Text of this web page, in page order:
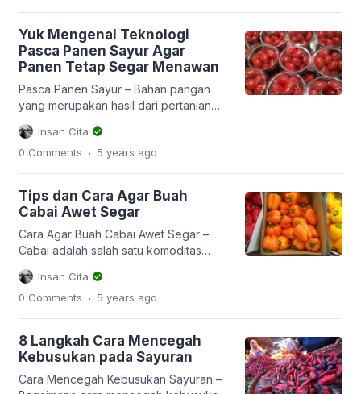
Sedangkan hortikultura merupakan
salah satu cabang dari agronomi namun
sedikit berrbeda dengan agronomi,
karena hortikultura memfokuskan pada
budidaya tanaman buah, tanaman
bunga, atau tanaman hias, […]
Yuk Mengenal Teknologi
Pasca Panen Sayur Agar
Panen Tetap Segar Menawan
Pasca Panen Sayur – Bahan pangan
yang merupakan hasil dari pertanian
memiliki sifat yang mudah rusak dan
busuk ketika tidak ditangani dengan
baik. Hal ini memang merupakan sifat
Sayuran menjadi salah satu jenis hasil
pertanian yang perlu dilakukan
penanganan terlebih dulu sebelum
dikirimkan ke […]
Insan Cita
0 Comments . 5 years ago
Tips dan Cara Agar Buah
Cabai Awet Segar
Cara Agar Buah Cabai Awet Segar –
Cabai adalah salah satu komoditas
pertanian yang cukup sering bikin
gonjang ganjing dunia pertanian. Cabai
bukan sekedar komoditas pertanian,
Sebagian besar masyarakat Indonesia
memang sangat menyukai masakan
pedas yang ada cabai sebagai salah
Insan Cita
0 Comments . 5 years ago
8 Langkah Cara Mencegah
Kebusukan pada Sayuran
Cara Mencegah Kebusukan Sayuran –